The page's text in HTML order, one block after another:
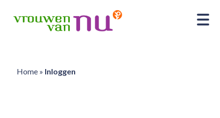
Home» Inloggen